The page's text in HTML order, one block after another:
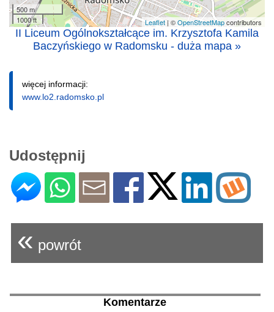
500 m
1000 ft
Leaflet | ©OpenStreetMapcontributors
II Liceum Ogólnokształcące im. Krzysztofa Kamila
Baczyńskiego w Radomsku - duża mapa »
więcej informacji:
www.lo2.radomsko.pl
Udostępnij
« powrót
Komentarze